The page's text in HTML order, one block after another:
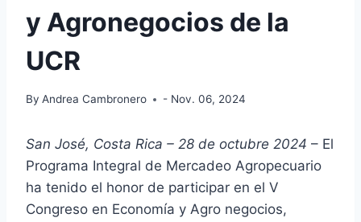
y Agronegocios de la
UCR
By Andrea Cambronero - Nov. 06, 2024
San José, Costa Rica – 28 de octubre 2024 – El
Programa Integral de Mercadeo Agropecuario
ha tenido el honor de participar en el V
Congreso en Economía y Agro negocios,